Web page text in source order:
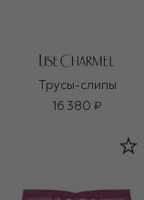
Трусы-слипы
16 380 ₽